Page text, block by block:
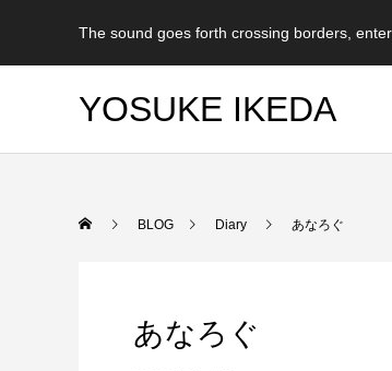
The sound goes forth crossing borders,
YOSUKE IKEDA
BLOG Diary あなろぐ
あなろぐ